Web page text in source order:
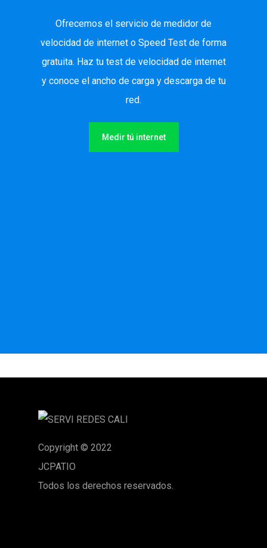
Ofrecemos el servicio de medidor de
velocidad de internet o Speed Test de forma
gratuita. Haz tu test de velocidad de internet
y conoce el ancho de carga y descarga de tu
red.
Medir tú internet
Copyright © 2022
JCPATIO
Todos los derechos reservados.